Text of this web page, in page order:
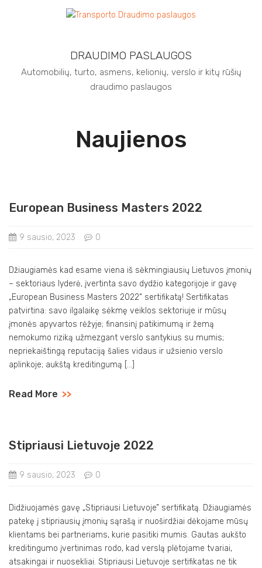
DRAUDIMO PASLAUGOS
Automobilių, turto, asmens, kelionių, verslo ir kitų rūšių
draudimo paslaugos
Naujienos
European Business Masters 2022
9 sausio, 2023 0
Džiaugiamės kad esame viena iš sėkmingiausių Lietuvos įmonių
– sektoriaus lyderė, įvertinta savo dydžio kategorijoje ir gavę
„European Business Masters 2022“ sertifikatą! Sertifikatas
patvirtina: savo ilgalaikę sėkmę veiklos sektoriuje ir mūsų
įmonės apyvartos rėžyje; finansinį patikimumą ir žemą
nemokumo riziką užmezgant verslo santykius su mumis;
nepriekaištingą reputaciją šalies vidaus ir užsienio verslo
aplinkoje; aukštą kreditingumą […]
Read More >>
Stipriausi Lietuvoje 2022
9 sausio, 2023 0
Didžiuojamės gavę „Stipriausi Lietuvoje” sertifikatą. Džiaugiamės
patekę į stipriausių įmonių sąrašą ir nuoširdžiai dėkojame mūsų
klientams bei partneriams, kurie pasitiki mumis. Gautas aukšto
kreditingumo įvertinimas rodo, kad verslą plėtojame tvariai,
atsakingai ir nuosekliai. Stipriausi Lietuvoje sertifikatas ne tik